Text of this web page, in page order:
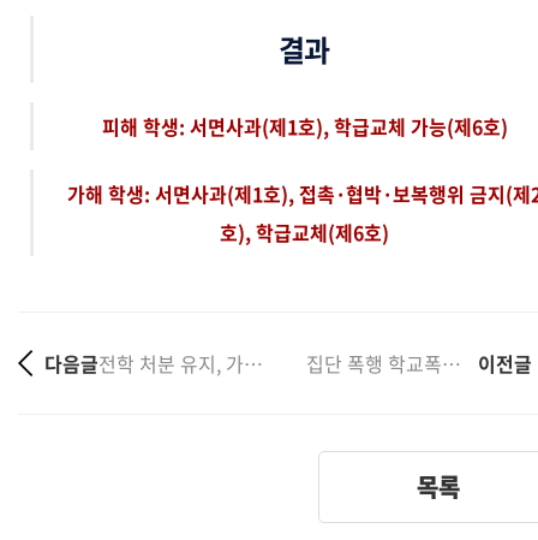
결과
피해 학생: 서면사과(제1호), 학급교체 가능(제6호)
가해 학생: 서면사과(제1호), 접촉·협박·보복행위 금지(제
호), 학급교체(제6호)
다음글 전학 처분 유지, 가해학생 집행정지 신청 기각 성공사례 집단 폭행 학교폭력 사건, 가해학생 3명 모두 학급교체.... 이전글
목록